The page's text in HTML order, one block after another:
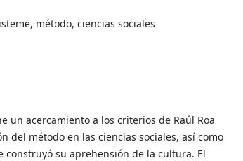
método, ciencias sociales
un acercamiento a los criterios de Raúl Roa
del método en las ciencias sociales, así como
construyó su aprehensión de la cultura. El